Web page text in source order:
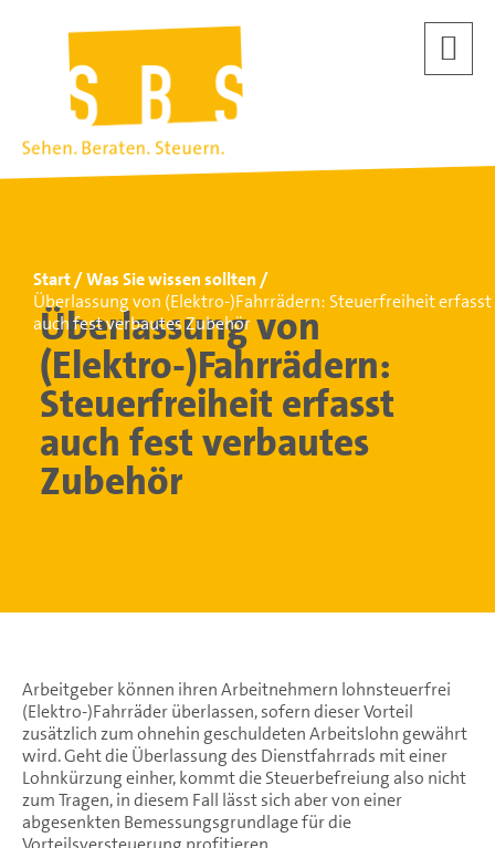
Start
Was Sie wissen sollten
Überlassung von (Elektro-)Fahrrädern: Steuerfreiheit erfasst
auch fest verbautes Zubehör
Überlassung von
(Elektro-)Fahrrädern:
Steuerfreiheit erfasst
auch fest verbautes
Zubehör
Arbeitgeber können ihren Arbeitnehmern lohnsteuerfrei
(Elektro-)Fahrräder überlassen, sofern dieser Vorteil
zusätzlich zum ohnehin geschuldeten Arbeitslohn gewährt
wird. Geht die Überlassung des Dienstfahrrads mit einer
Lohnkürzung einher, kommt die Steuerbefreiung also nicht
zum Tragen, in diesem Fall lässt sich aber von einer
abgesenkten Bemessungsgrundlage für die